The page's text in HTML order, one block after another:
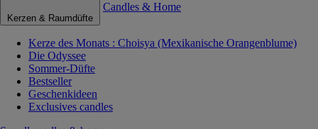
Kerzen & Raumdüfte
Candles & Home
Kerze des Monats : Choisya (Mexikanische Orangenblume)
Die Odyssee
Sommer-Düfte
Bestseller
Geschenkideen
Exclusives candles